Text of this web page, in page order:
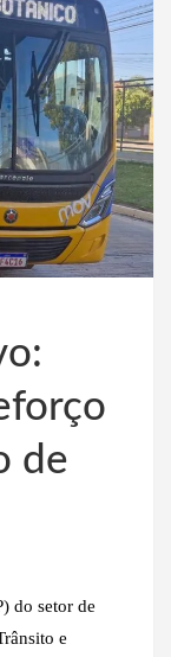
de
do setor de
e